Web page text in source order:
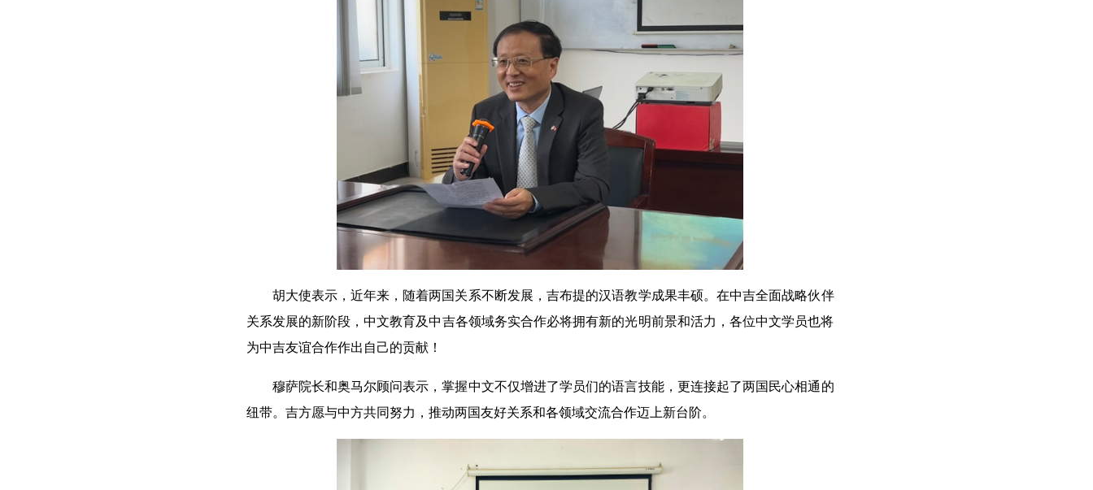
胡大使表示，近年来，随着两国关系不断发展，吉布提的汉语教学成果丰硕。在中吉全面战略伙伴
关系发展的新阶段，中文教育及中吉各领域务实合作必将拥有新的光明前景和活力，各位中文学员也将
为中吉友谊合作作出自己的贡献！
穆萨院长和奥马尔顾问表示，掌握中文不仅增进了学员们的语言技能，更连接起了两国民心相通的
纽带。吉方愿与中方共同努力，推动两国友好关系和各领域交流合作迈上新台阶。